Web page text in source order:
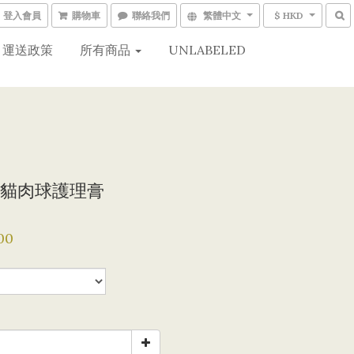
登入會員 購物車 聯絡我們 繁體中文 $ HKD
運送政策 所有商品 UNLABELED
肉球護理膏